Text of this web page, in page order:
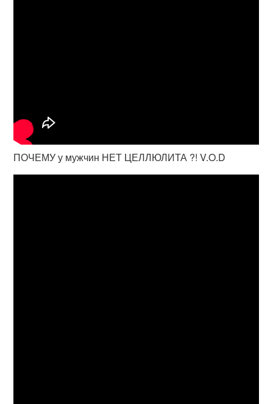
ПОЧЕМУ у мужчин НЕТ ЦЕЛЛЮЛИТА ?! V.O.D